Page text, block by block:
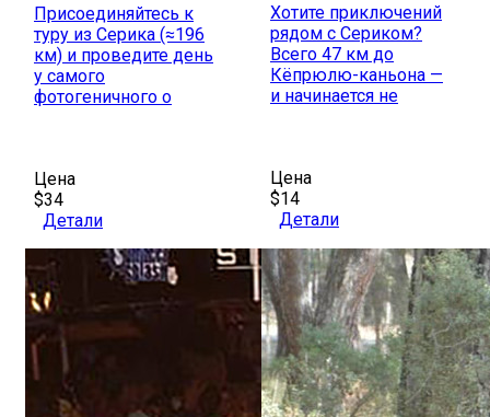
Присоединяйтесь к
туру из Серика (≈196
км) и проведите день
у самого
фотогеничного о
Цена
$34
Детали
Хотите приключений
рядом с Сериком?
Всего 47 км до
Кёпрюлю-каньона —
и начинается не
Цена
$14
Детали